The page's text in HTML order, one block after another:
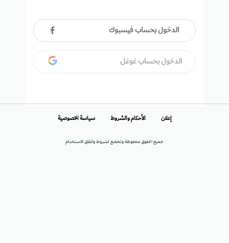
الدخول بحساب فيسبوك
الدخول بحساب غوغل
جميع الحقوق محفوظة وتخضع لشروط واتفاق الاستخدام
إعلان الأحكام والشروط سياسة الخصوصية